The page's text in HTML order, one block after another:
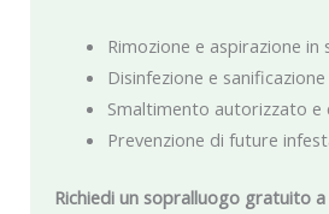
Rimozione e aspirazione in
Disinfezione e
Smaltimento autorizzato
Prevenzione di future
Richiedi un sopralluogo gratuito a